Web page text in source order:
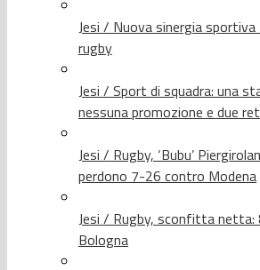
Jesi / Nuova sinergia sportiva
rugby
Jesi / Sport di squadra: una
nessuna promozione e due
Jesi / Rugby, ‘Bubu’
perdono 7-26 contro Modena
Jesi / Rugby, sconfitta netta:
Bologna